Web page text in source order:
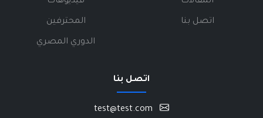
اتصل بنا المحترفين
الدوري المصري
اتصل بنا